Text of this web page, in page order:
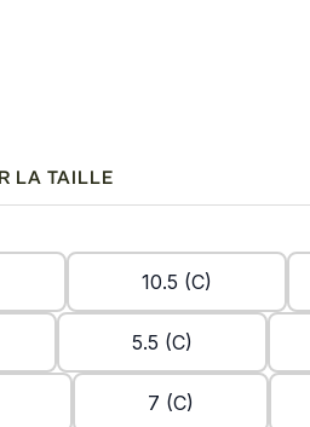
LA TAILLE
10.5 (C)
5.5 (C)
7 (C)